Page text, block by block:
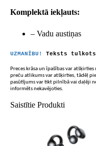
Komplektā iekļauts:
– Vadu austiņas
UZMANĪBU! Teksts
Preces krāsa un īpašības var
preču atlikums var atšķirties, tādēļ
pasūtījums var tikt pilnībā vai daļēji
informēts nekavējoties.
Saistītie Produkti